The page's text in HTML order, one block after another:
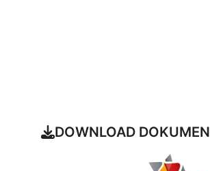
DOWNLOAD DOKUMEN